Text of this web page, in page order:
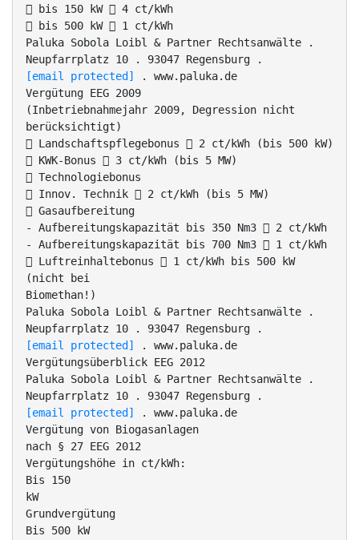
 bis 150 kW  4 ct/kWh
 bis 500 kW  1 ct/kWh
Paluka Sobola Loibl & Partner Rechtsanwälte .
Neupfarrplatz 10 . 93047 Regensburg .
[email protected]
. www.paluka.de
Vergütung EEG 2009
(Inbetriebnahmejahr 2009, Degression nicht
berücksichtigt)
 Landschaftspflegebonus  2 ct/kWh (bis 500 kW)
 KWK-Bonus  3 ct/kWh (bis 5 MW)
 Technologiebonus
 Innov. Technik  2 ct/kWh (bis 5 MW)
 Gasaufbereitung
- Aufbereitungskapazität bis 350 Nm3  2 ct/kWh
- Aufbereitungskapazität bis 700 Nm3  1 ct/kWh
 Luftreinhaltebonus  1 ct/kWh bis 500 kW
(nicht bei
Biomethan!)
Paluka Sobola Loibl & Partner Rechtsanwälte .
Neupfarrplatz 10 . 93047 Regensburg .
[email protected]
. www.paluka.de
Vergütungsüberblick EEG 2012
Paluka Sobola Loibl & Partner Rechtsanwälte .
Neupfarrplatz 10 . 93047 Regensburg .
[email protected]
. www.paluka.de
Vergütung von Biogasanlagen
nach § 27 EEG 2012
Vergütungshöhe in ct/kWh:
Bis 150
kW
Grundvergütung
Bis 500 kW